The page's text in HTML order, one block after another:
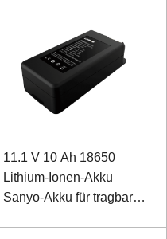
11.1 V 10 Ah 18650
Lithium-Ionen-Akku
Sanyo-Akku für tragbare